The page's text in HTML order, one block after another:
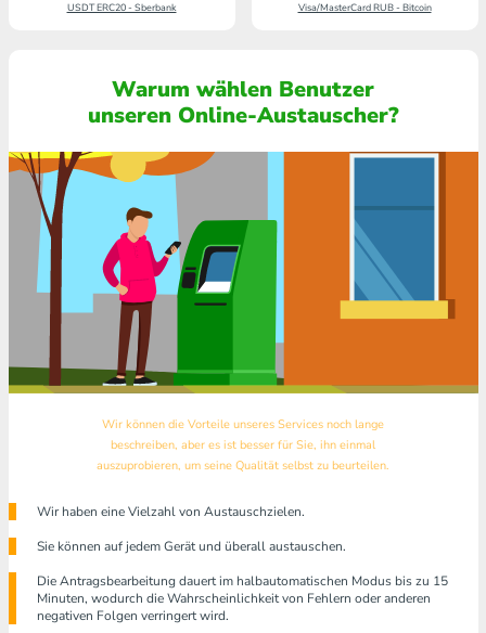
USDT ERC20 - Sberbank Visa/MasterCard RUB - Bitcoin
Warum wählen Benutzer
unseren Online-Austauscher?
Wir können die Vorteile unseres Services noch lange
beschreiben, aber es ist besser für Sie, ihn einmal
auszuprobieren, um seine Qualität selbst zu beurteilen.
Wir haben eine Vielzahl von Austauschzielen.
Sie können auf jedem Gerät und überall austauschen.
Die Antragsbearbeitung dauert im halbautomatischen Modus bis zu 15
Minuten, wodurch die Wahrscheinlichkeit von Fehlern oder anderen
negativen Folgen verringert wird.